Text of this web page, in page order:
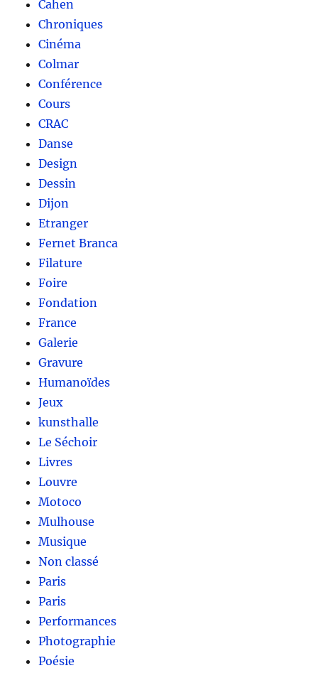
Cahen
Chroniques
Cinéma
Colmar
Conférence
Cours
CRAC
Danse
Design
Dessin
Dijon
Etranger
Fernet Branca
Filature
Foire
Fondation
France
Galerie
Gravure
Humanoïdes
Jeux
kunsthalle
Le Séchoir
Livres
Louvre
Motoco
Mulhouse
Musique
Non classé
Paris
Paris
Performances
Photographie
Poésie